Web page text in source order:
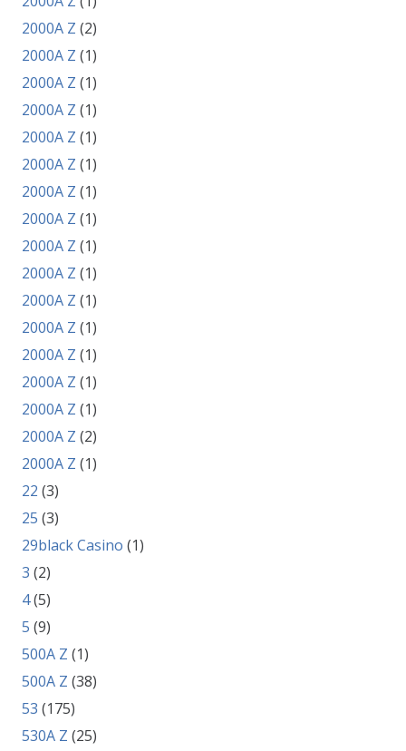
2000A Z (2)
2000A Z (1)
2000A Z (1)
2000A Z (1)
2000A Z (1)
2000A Z (1)
2000A Z (1)
2000A Z (1)
2000A Z (1)
2000A Z (1)
2000A Z (1)
2000A Z (1)
2000A Z (1)
2000A Z (1)
2000A Z (1)
2000A Z (2)
2000A Z (1)
22 (3)
25 (3)
29black Casino (1)
3 (2)
4(5)
5 (9)
500A Z (1)
500A Z (38)
53 (175)
530A Z (25)